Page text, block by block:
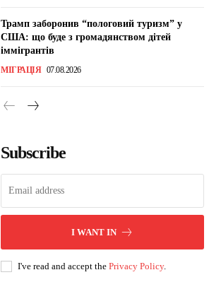
Трамп заборонив “пологовий туризм” у
США: що буде з громадянством дітей
іммігрантів
МІГРАЦІЯ 07.08.2026
Subscribe
I WANT IN
I've read and accept the Privacy Policy.